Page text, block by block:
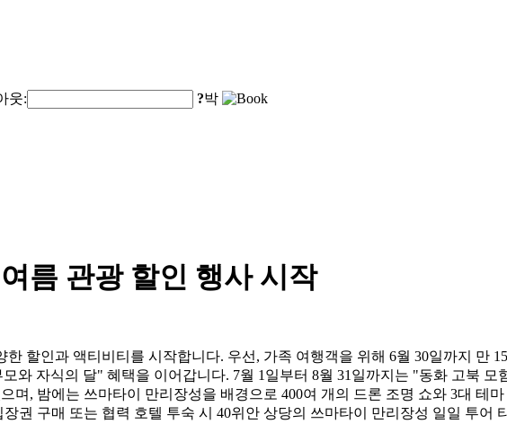
웃: ?박
름 관광 할인 행사 시작
할인과 액티비티를 시작합니다. 우선, 가족 여행객을 위해 6월 30일까지 만
와 자식의 달" 혜택을 이어갑니다. 7월 1일부터 8월 31일까지는 "동화 고북
며, 밤에는 쓰마타이 만리장성을 배경으로 400여 개의 드론 조명 쇼와 3대 테
권 구매 또는 협력 호텔 투숙 시 40위안 상당의 쓰마타이 만리장성 일일 투어